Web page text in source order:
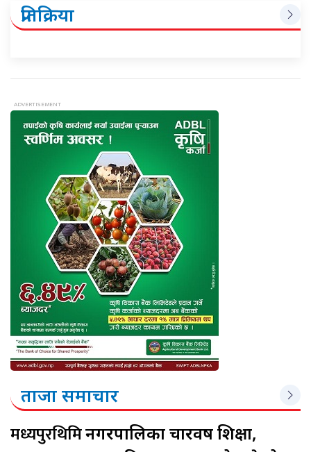
प्रतिक्रिया
ताजा समाचार
मध्यपुरथिमिनगरपालिका चारवर्ष शिक्षा,